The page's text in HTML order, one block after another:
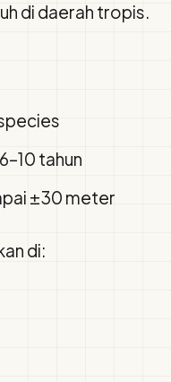
di daerah tropis.
tahun
±30 meter
di: